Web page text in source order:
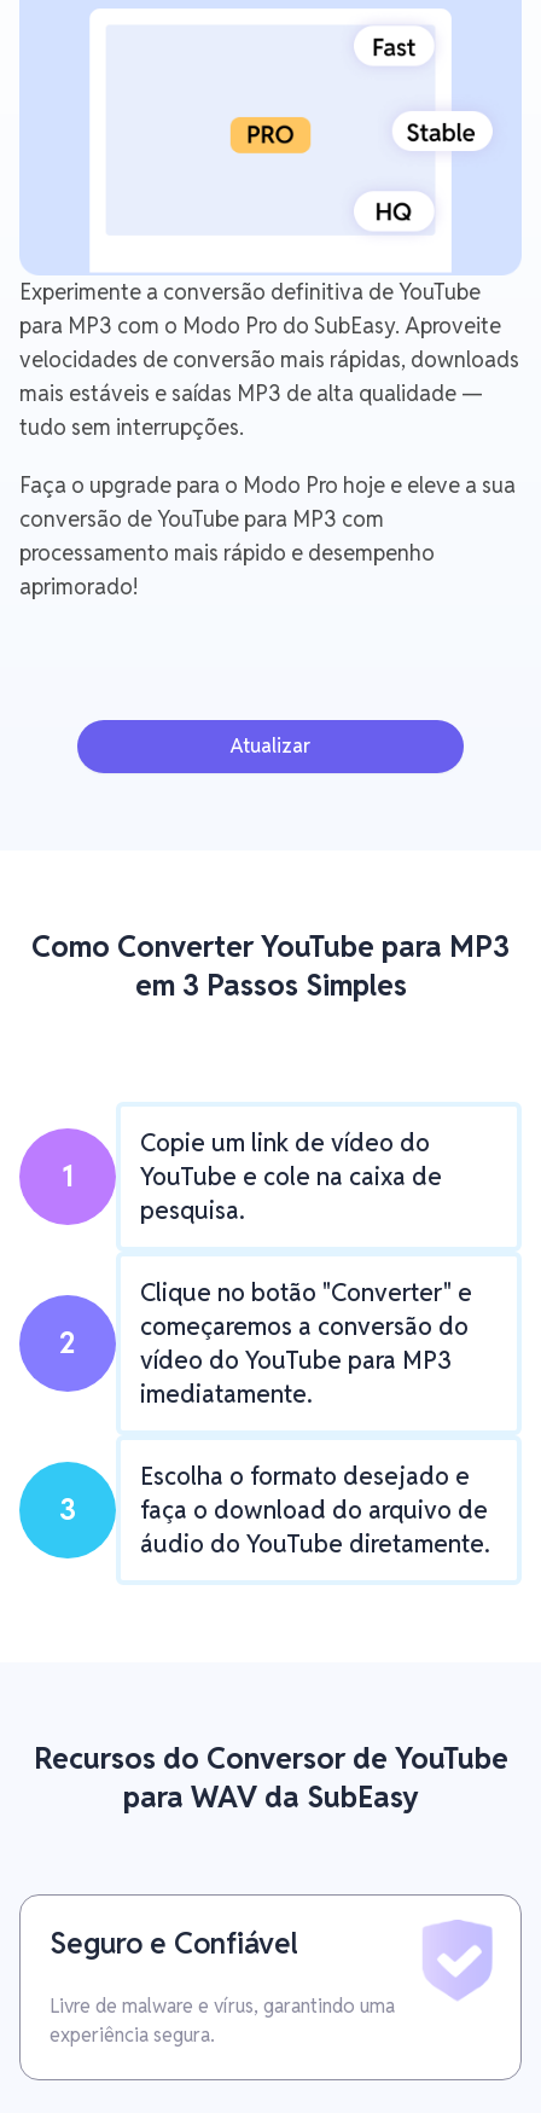
Experimente a conversão definitiva de YouTube
para MP3 com o Modo Pro do SubEasy. Aproveite
velocidades de conversão mais rápidas, downloads
mais estáveis e saídas MP3 de alta qualidade —
tudo sem interrupções.
Faça o upgrade para o Modo Pro hoje e eleve a sua
conversão de YouTube para MP3 com
processamento mais rápido e desempenho
aprimorado!
Atualizar
Como Converter YouTube para MP3
em 3 Passos Simples
1
Copie um link de vídeo do
YouTube e cole na caixa de
pesquisa.
2
Clique no botão "Converter" e
começaremos a conversão do
vídeo do YouTube para MP3
imediatamente.
3
Escolha o formato desejado e
faça o download do arquivo de
áudio do YouTube diretamente.
Recursos do Conversor de YouTube
para WAV da SubEasy
Seguro e Confiável
Livre de malware e vírus, garantindo uma
experiência segura.